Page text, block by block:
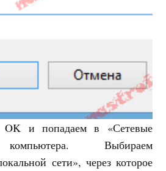
и попадаем в «Сетевые
Выбираем
сети», через которое